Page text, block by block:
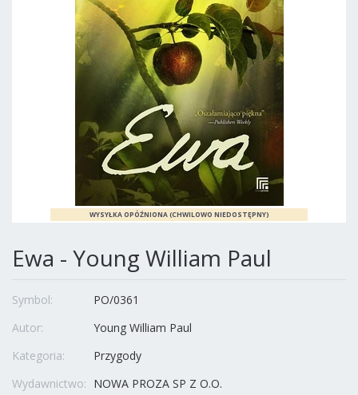
Ewa - Young William Paul
Symbol:
PO/0361
Autor:
Young William Paul
Kategoria:
Przygody
Wydawnictwo: NOWA PROZA SP Z O.O.